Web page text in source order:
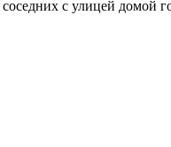
с улицей домой